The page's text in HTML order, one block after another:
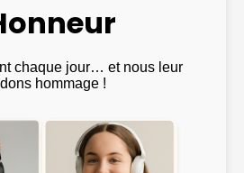
chaque jour… et nous leur
hommage !